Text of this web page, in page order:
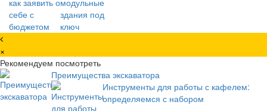
×
Рекомендуем посмотреть
Преимущества экскаватора
Инструменты для работы с кафелем:
определяемся с набором